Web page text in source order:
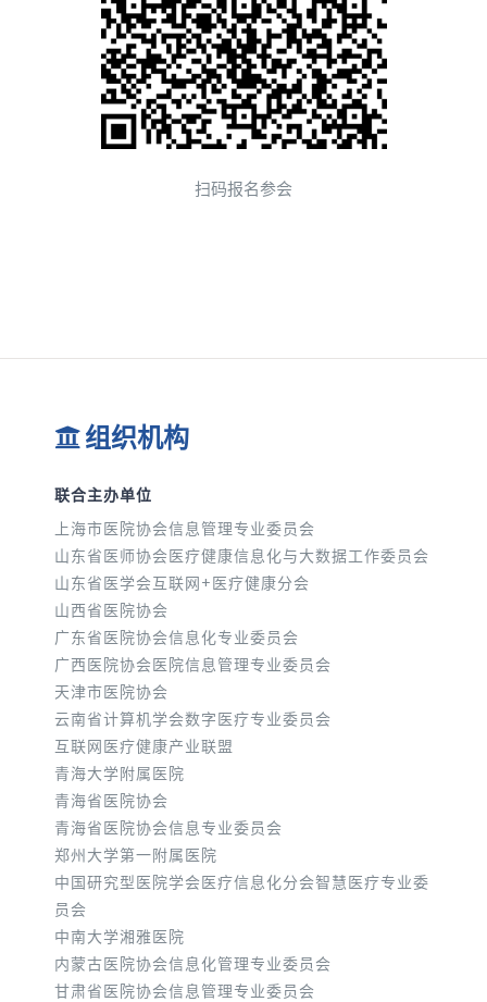
扫码报名参会
组织机构
联合主办单位
上海市医院协会信息管理专业委员会
山东省医师协会医疗健康信息化与大数据工作委员会
山东省医学会互联网+医疗健康分会
山西省医院协会
广东省医院协会信息化专业委员会
广西医院协会医院信息管理专业委员会
天津市医院协会
云南省计算机学会数字医疗专业委员会
互联网医疗健康产业联盟
青海大学附属医院
青海省医院协会
青海省医院协会信息专业委员会
郑州大学第一附属医院
中国研究型医院学会医疗信息化分会智慧医疗专业委
员会
中南大学湘雅医院
内蒙古医院协会信息化管理专业委员会
甘肃省医院协会信息管理专业委员会